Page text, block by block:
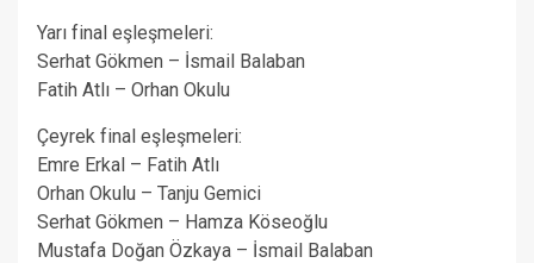
Yarı final eşleşmeleri:
Serhat Gökmen – İsmail Balaban
Fatih Atlı – Orhan Okulu
Çeyrek final eşleşmeleri:
Emre Erkal – Fatih Atlı
Orhan Okulu – Tanju Gemici
Serhat Gökmen – Hamza Köseoğlu
Mustafa Doğan Özkaya – İsmail Balaban